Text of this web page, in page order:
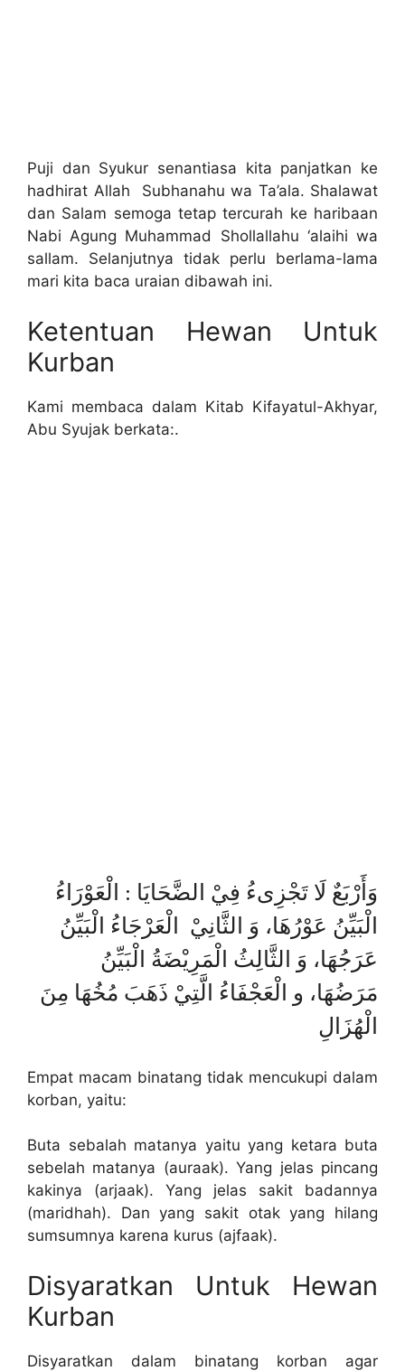
Puji dan Syukur senantiasa kita panjatkan ke
hadhirat Allah Subhanahu wa Ta’ala. Shalawat
dan Salam semoga tetap tercurah ke haribaan
Nabi Agung Muhammad Shollallahu ‘alaihi wa
sallam. Selanjutnya tidak perlu berlama-lama
mari kita baca uraian dibawah ini.
Ketentuan Hewan Untuk
Kurban
Kami membaca dalam Kitab Kifayatul-Akhyar,
Abu Syujak berkata:.
وَأَرْبَعٌ لَا تَجْزِىءُ فِيْ الضَّحَايَا : الْعَوْرَاءُ
الْبَيِّنُ عَوْرُهَا، وَ الثَّانِيْ الْعَرْجَاءُ الْبَيِّنُ
عَرَجُهَا، وَ الثَّالِثُ الْمَرِيْضَةُ الْبَيِّنُ
مَرَضُهَا، و الْعَجْفَاءُ الَّتِيْ ذَهَبَ مُخُهَا مِنَ
الْهُزَالِ
Empat macam binatang tidak mencukupi dalam
korban, yaitu:
Buta sebalah matanya yaitu yang ketara buta
sebelah matanya (auraak). Yang jelas pincang
kakinya (arjaak). Yang jelas sakit badannya
(maridhah). Dan yang sakit otak yang hilang
sumsumnya karena kurus (ajfaak).
Disyaratkan Untuk Hewan
Kurban
Disyaratkan dalam binatang korban agar